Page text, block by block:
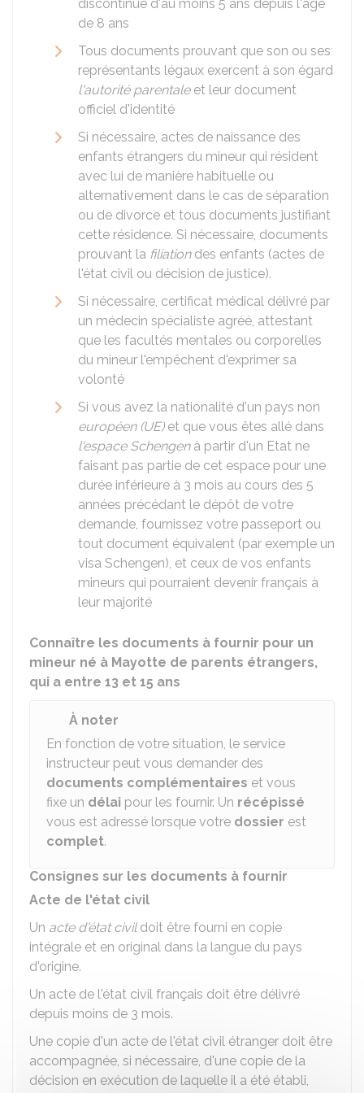
discontinue d'au moins 5 ans depuis l'âge
de 8 ans
Tous documents prouvant que son ou ses
représentants légaux exercent à son égard
l'autorité parentaleet leur document
officiel d'identité
Si nécessaire, actes de naissance des
enfants étrangers du mineur qui résident
avec lui de manière habituelle ou
alternativement dans le cas de séparation
ou de divorce et tous documents justifiant
cette résidence. Si nécessaire, documents
prouvant la filiationdes enfants (actes de
l'état civil ou décision de justice).
Si nécessaire, certificat médical délivré par
un médecin spécialiste agréé, attestant
que les facultés mentales ou corporelles
du mineur l'empêchent d'exprimer sa
volonté
Si vous avez la nationalité d'un pays non
européen (UE)et que vous êtes allé dans
l'espace Schengenà partir d'un Etat ne
faisant pas partie de cet espace pour une
durée inférieure à 3 mois au cours des 5
années précédant le dépôt de votre
demande, fournissez votre passeport ou
tout document équivalent (par exemple un
visa Schengen), et ceux de vos enfants
mineurs qui pourraient devenir français à
leur majorité
Connaître les documents à fournir pour un
mineur né à Mayotte de parents étrangers,
qui a entre 13 et 15 ans
À noter
En fonction de votre situation, le service
instructeur peut vous demander des
documents complémentaires et vous
fixe un délai pour les fournir. Un récépissé
vous est adressé lorsque votre dossier est
complet.
Consignes sur les documents à fournir
Acte de l'état civil
Un acte d'état civildoit être fourni en copie
intégrale et en original dans la langue du pays
d'origine.
Un acte de l'état civil français doit être délivré
depuis moins de 3 mois.
Une copie d'un acte de l'état civil étranger doit être
accompagnée, si nécessaire, d'une copie de la
décision en exécution de laquelle il a été établi,